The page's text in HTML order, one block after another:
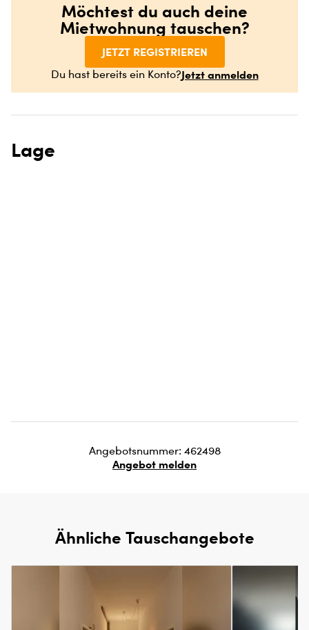
Möchtest du auch deine
Mietwohnung tauschen?
JETZT REGISTRIEREN
Du hast bereits ein Konto?Jetzt anmelden
Lage
Angebotsnummer: 462498
Angebot melden
Ähnliche Tauschangebote